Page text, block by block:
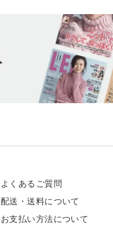
よくあるご質問
配送・送料について
お支払い方法について